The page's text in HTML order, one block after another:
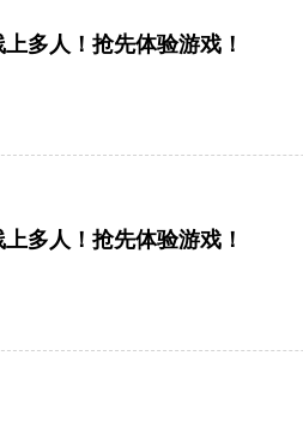
多人！抢先体验游戏！
多人！抢先体验游戏！